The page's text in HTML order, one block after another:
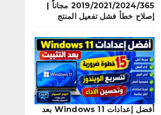
2019/2021/2024/365 مجاناً |
إصلاح خطأ فشل تفعيل المنتج
أفضل إعدادات Windows 11 بعد